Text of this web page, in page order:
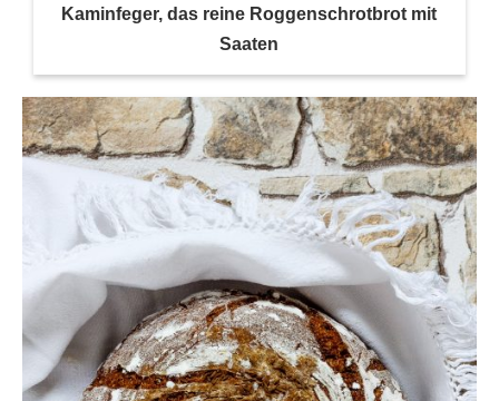
Kaminfeger, das reine Roggenschrotbrot mit
Saaten